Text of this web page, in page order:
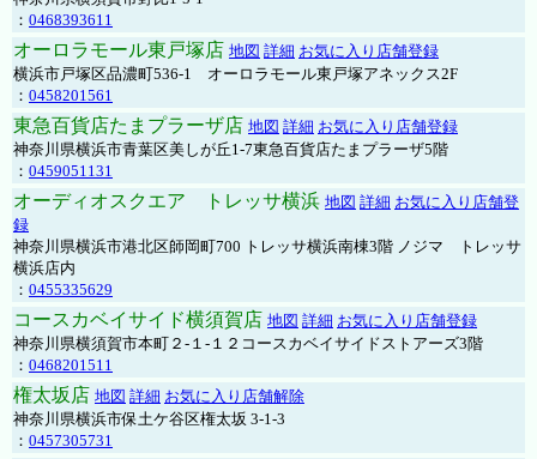
： 0468393611
オーロラモール東戸塚店 地図 詳細 お気に入り店舗登録
横浜市戸塚区品濃町536-1 オーロラモール東戸塚アネックス2F
： 0458201561
東急百貨店たまプラーザ店 地図 詳細 お気に入り店舗登録
神奈川県横浜市青葉区美しが丘1-7東急百貨店たまプラーザ5階
： 0459051131
オーディオスクエア トレッサ横浜 地図 詳細 お気に入り店舗登
録
神奈川県横浜市港北区師岡町700 トレッサ横浜南棟3階 ノジマ トレッサ
横浜店内
： 0455335629
コースカベイサイド横須賀店 地図 詳細 お気に入り店舗登録
神奈川県横須賀市本町２-１-１２コースカベイサイドストアーズ3階
： 0468201511
権太坂店 地図 詳細 お気に入り店舗解除
神奈川県横浜市保土ケ谷区権太坂 3-1-3
： 0457305731